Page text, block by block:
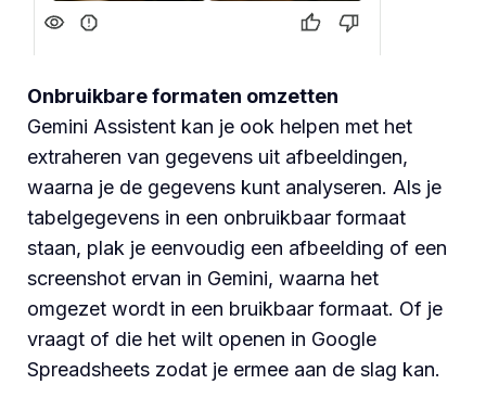
Onbruikbare formaten omzetten
Gemini Assistent kan je ook helpen met het
extraheren van gegevens uit afbeeldingen,
waarna je de gegevens kunt analyseren. Als je
tabelgegevens in een onbruikbaar formaat
staan, plak je eenvoudig een afbeelding of een
screenshot ervan in Gemini, waarna het
omgezet wordt in een bruikbaar formaat. Of je
vraagt of die het wilt openen in Google
Spreadsheets zodat je ermee aan de slag kan.